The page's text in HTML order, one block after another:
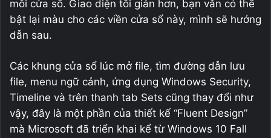
mỗi cửa sổ. Giao diện tối giản hơn, bạn vẫn có thể
bật lại màu cho các viền cửa sổ này, mình sẽ hướng
dẫn sau.
Các khung cửa sổ lúc mở file, tìm đường dẫn lưu
file, menu ngữ cảnh, ứng dụng Windows Security,
Timeline và trên thanh tab Sets cũng thay đổi như
vậy, đây là một phần của thiết kế “Fluent Design”
mà Microsoft đã triển khai kể từ Windows 10 Fall